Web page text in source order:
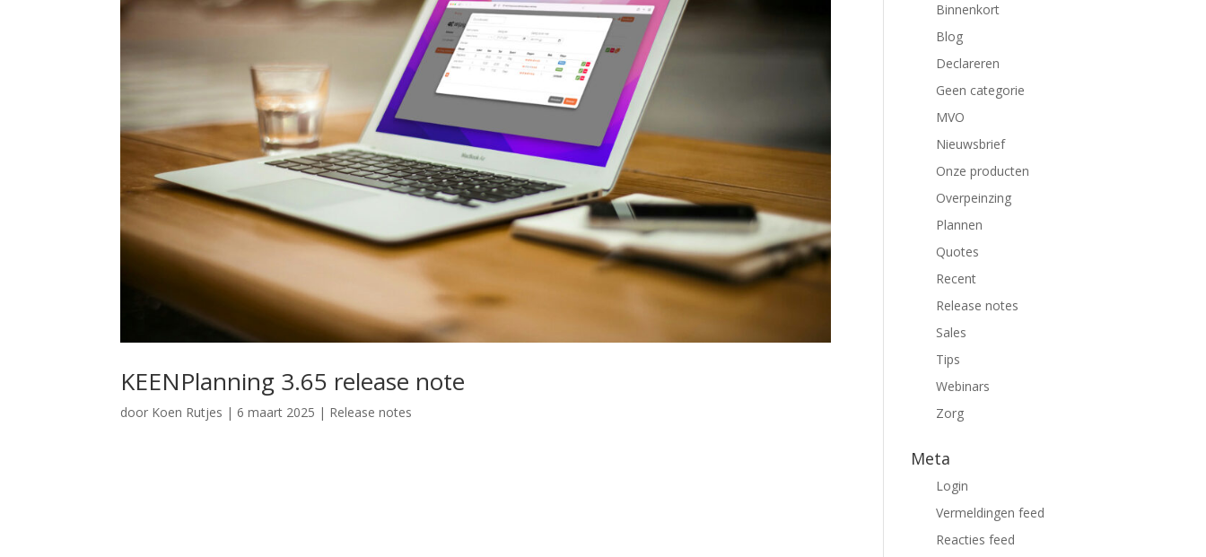
KEENPlanning 3.65 release note
door Koen Rutjes |6 maart 2025 | Release notes
Binnenkort
Blog
Declareren
Geen categorie
MVO
Nieuwsbrief
Onze producten
Overpeinzing
Plannen
Quotes
Recent
Release notes
Sales
Tips
Webinars
Zorg
Meta
Login
Vermeldingen feed
Reacties feed